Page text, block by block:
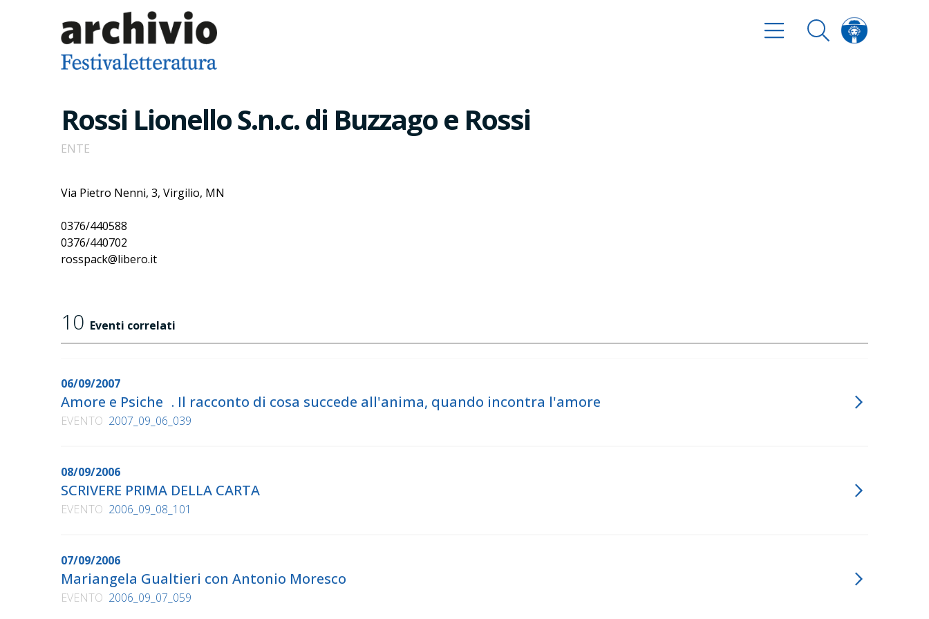
Rossi Lionello S.n.c. di Buzzago e Rossi
ENTE
Via Pietro Nenni, 3, Virgilio, MN
0376/440588
0376/440702
rosspack@libero.it
10 Eventi correlati
06/09/2007
Amore e Psiche . Il racconto di cosa succede all'anima, quando incontra l'amore
EVENTO 2007_09_06_039
08/09/2006
SCRIVERE PRIMA DELLA CARTA
EVENTO 2006_09_08_101
07/09/2006
Mariangela Gualtieri con Antonio Moresco
EVENTO 2006_09_07_059